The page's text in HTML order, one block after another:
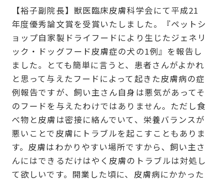
【裕子副院長】獣医臨床皮膚科学会にて平成21
年度優秀論文賞を受賞いたしました。『ペットシ
ョップ自家製ドライフードにより生じたジェネリ
ック・ドッグフード皮膚症の犬の1例』を報告し
ました。とても簡単に言うと、患者さんがよかれ
と思って与えたフードによって起きた皮膚病の症
例報告ですが、飼い主さん自身は悪気があってそ
のフードを与えたわけではありません。ただし食
べ物と皮膚は密接に絡んでいて、栄養バランスが
悪いことで皮膚にトラブルを起こすこともありま
す。皮膚はわかりやすい場所ですから、飼い主さ
んにはできるだけはやく皮膚のトラブルは対処し
て欲しいです。開業した頃に、皮膚病にかかった